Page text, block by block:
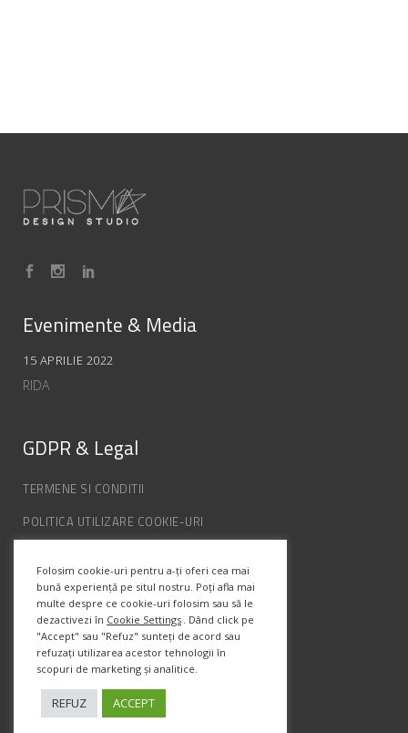
Evenimente & Media
15 APRILIE 2022
RIDA
GDPR & Legal
TERMENE SI CONDITII
POLITICA UTILIZARE COOKIE-URI
ANPC
Info Contact
Str. Semenic, Nr.1, Ap.5, Timisoara.
Telefon:(+4) 0747 066 701
Folosim cookie-uri pentru a-ți oferi cea mai
bună experiență pe situl nostru. Poți afla mai
multe despre ce cookie-uri folosim sau să le
dezactivezi în Cookie Settings . Dând click pe
"Accept" sau "Refuz" sunteți de acord sau
refuzați utilizarea acestor tehnologii în
scopuri de marketing și analitice.
REFUZ ACCEPT